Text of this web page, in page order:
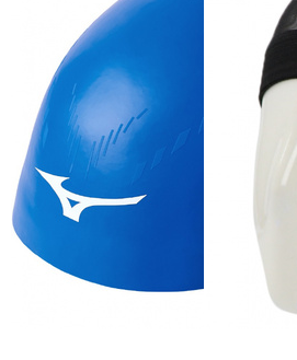
■素材:ポリエステル84%、ポリウレタン16%
■2WAY:ゆったり
■生産国:ベトナム
■2025年モデル
■メーカー型番：N2JWC10109